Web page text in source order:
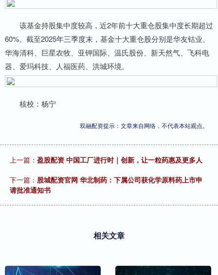
该基金持股集中度较高，近2年前十大重仓股集中度长期超过
60%。截至2025年三季度末，基金十大重仓股分别是华友钴业、
华海清科、巨星农牧、亚钾国际、温氏股份、新天然气、飞科电
器、爱玛科技、人福医药、洪城环境。
核校：杨宁
双融配资提示：文章来自网络，不代表本站观点。
上一篇： 盈股配资 中国工厂进行时｜创新，让一粒药惠及更多人
下一篇： 股城配资官网 华北制药：下属公司获化学原料药上市申
请批准通知书
相关文章